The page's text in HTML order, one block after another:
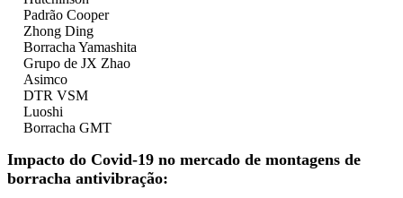
Padrão Cooper
Zhong Ding
Borracha Yamashita
Grupo de JX Zhao
Asimco
DTR VSM
Luoshi
Borracha GMT
Impacto do Covid-19 no mercado de montagens de
borracha antivibração: